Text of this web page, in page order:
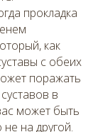
прокладка
как
с обеих
поражать
в
может быть
на другой.